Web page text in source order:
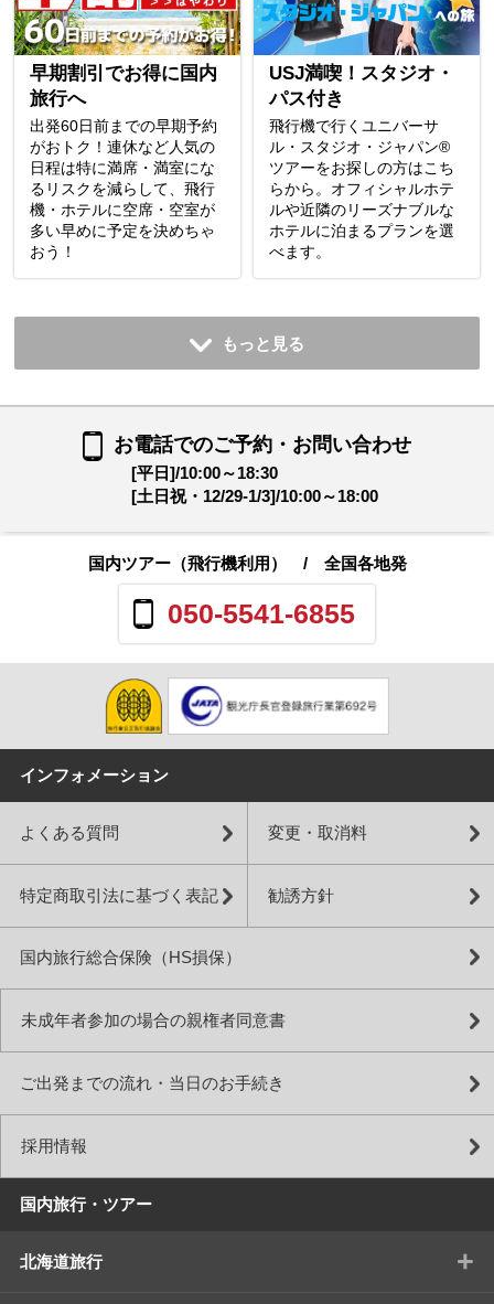
早期割引でお得に国内
旅行へ
出発60日前までの早期予約
がおトク！連休など人気の
日程は特に満席・満室にな
るリスクを減らして、飛行
機・ホテルに空席・空室が
多い早めに予定を決めちゃ
おう！
USJ満喫！スタジオ・
パス付き
飛行機で行くユニバーサ
ル・スタジオ・ジャパン®
ツアーをお探しの方はこち
らから。オフィシャルホテ
ルや近隣のリーズナブルな
ホテルに泊まるプランを選
べます。
もっと見る
お電話でのご予約・お問い合わせ
[平日]/10:00～18:30
[土日祝・12/29-1/3]/10:00～18:00
国内ツアー（飛行機利用） / 全国各地発
050-5541-6855
インフォメーション
よくある質問 変更・取消料
特定商取引法に基づく表記 勧誘方針
国内旅行総合保険（HS損保）
未成年者参加の場合の親権者同意書
ご出発までの流れ・当日のお手続き
採用情報
国内旅行・ツアー
北海道旅行 +